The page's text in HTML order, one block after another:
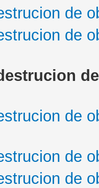
a la
de
de
de
de
de